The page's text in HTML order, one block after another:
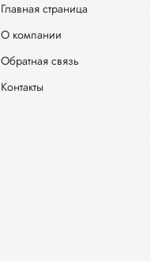
Главная страница
О компании
Обратная связь
Контакты